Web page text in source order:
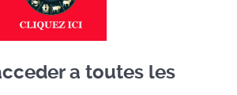
a toutes les